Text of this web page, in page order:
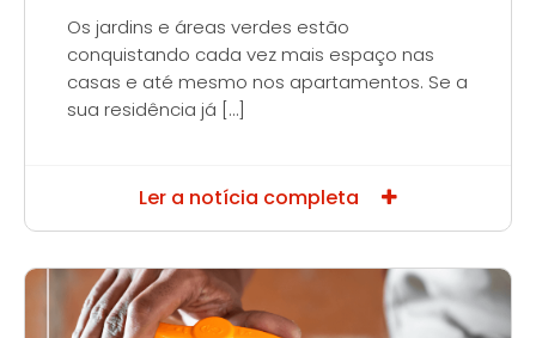
Os jardins e áreas verdes estão
conquistando cada vez mais espaço nas
casas e até mesmo nos apartamentos. Se a
sua residência já […]
Ler a notícia completa